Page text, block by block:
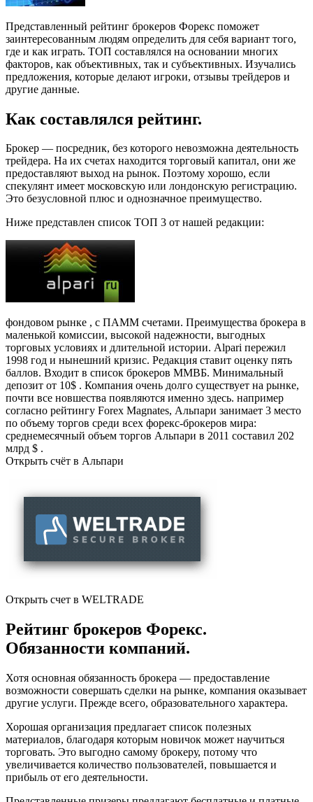
Представленный рейтинг брокеров Форекс поможет
заинтересованным людям определить для себя вариант того,
где и как играть. ТОП составлялся на основании многих
факторов, как объективных, так и субъективных. Изучались
предложения, которые делают игроки, отзывы трейдеров и
другие данные.
Как составлялся рейтинг.
Брокер — посредник, без которого невозможна деятельность
трейдера. На их счетах находится торговый капитал, они же
предоставляют выход на рынок. Поэтому хорошо, если
спекулянт имеет московскую или лондонскую регистрацию.
Это безусловной плюс и однозначное преимущество.
Ниже представлен список ТОП 3 от нашей редакции:
фондовом рынке , с ПАММ счетами. Преимущества брокера в
маленькой комиссии, высокой надежности, выгодных
торговых условиях и длительной истории. Alpari пережил
1998 год и нынешний кризис. Редакция ставит оценку пять
баллов. Входит в список брокеров ММВБ. Минимальный
депозит от 10$ . Компания очень долго существует на рынке,
почти все новшества появляются именно здесь. например
согласно рейтингу Forex Magnates, Альпари занимает 3 место
по объему торгов среди всех форекс-брокеров мира:
среднемесячный объем торгов Альпари в 2011 составил 202
млрд $ .
Открыть счёт в Альпари
Открыть счет в WELTRADE
Рейтинг брокеров Форекс.
Обязанности компаний.
Хотя основная обязанность брокера — предоставление
возможности совершать сделки на рынке, компания оказывает
другие услуги. Прежде всего, образовательного характера.
Хорошая организация предлагает список полезных
материалов, благодаря которым новичок может научиться
торговать. Это выгодно самому брокеру, потому что
увеличивается количество пользователей, повышается и
прибыль от его деятельности.